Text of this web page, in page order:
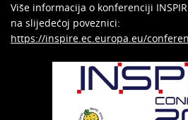
Više informacija o konferenciji
na slijedećoj poveznici:
https://inspire.ec.europa.eu/